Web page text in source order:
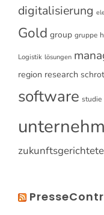
digitalisierung
Gold group gruppe
Logistik lösungen
region research
software studie
zukunftsgerichtete